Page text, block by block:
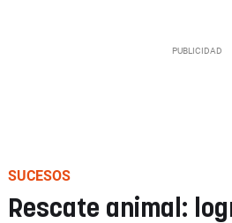
SUCESOS
Rescate animal: